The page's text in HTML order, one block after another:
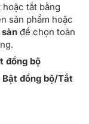
tắt bằng
sản phẩm hoặc
để chọn toàn
đồng bộ
Bật đồng bộ/Tắt